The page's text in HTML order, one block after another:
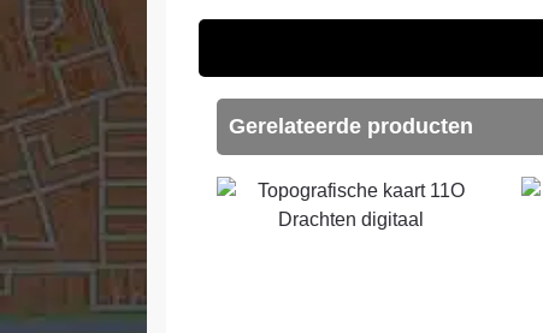
Gerelateerde producten